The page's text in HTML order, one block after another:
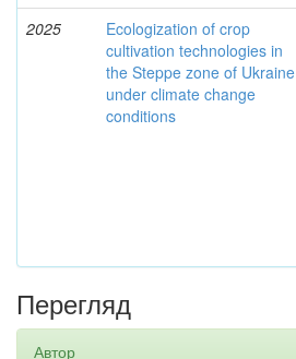
2025
Ecologization of crop
cultivation technologies in
the Steppe zone of Ukraine
under climate change
conditions
Перегляд
Автор